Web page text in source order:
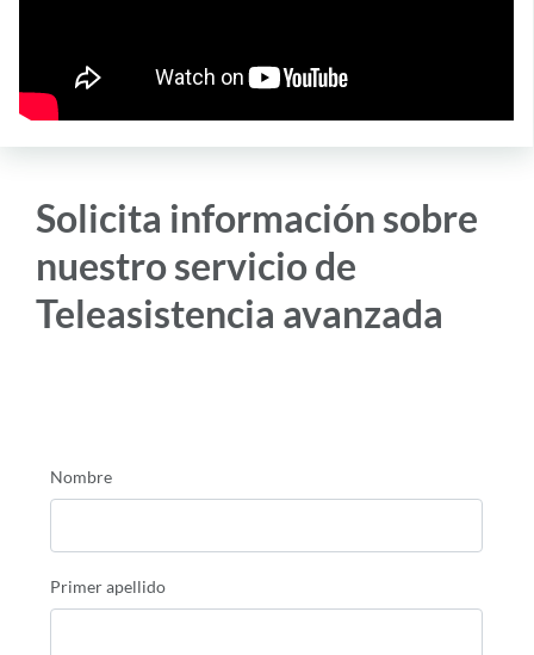
Solicita información sobre
nuestro servicio de
Teleasistencia avanzada
Nombre
Primer apellido